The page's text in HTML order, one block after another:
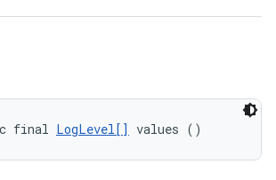
final LogLevel[] values ()